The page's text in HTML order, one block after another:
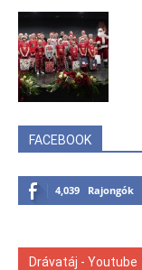
FACEBOOK
4,039 Rajongók
Drávatáj - Youtube